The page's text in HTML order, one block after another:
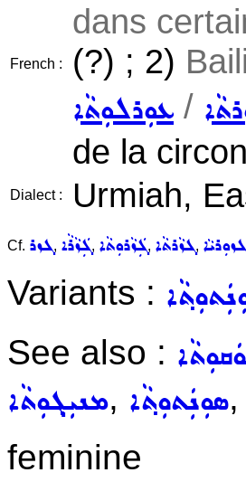
French :
dans
(?) ; 2)
ܥܘܼܪܠܘܼܬܵܐ /
de la
Dialect : Urmiah,
Cf. ܓܙܪ, ܓܲܙܵܪܵܐ, ܓܲܙܵܪܘܼܬܵܐ, ܓܙܵܪܬܵܐ, ܓܙܘܼܪܝܵܐ
Variants :
See also :
ܡܢܝܼܓ݂ܘܼܬܵܐ, ܣܘܼܢܲܬܘܼܬ݂ܵܐ,
feminine